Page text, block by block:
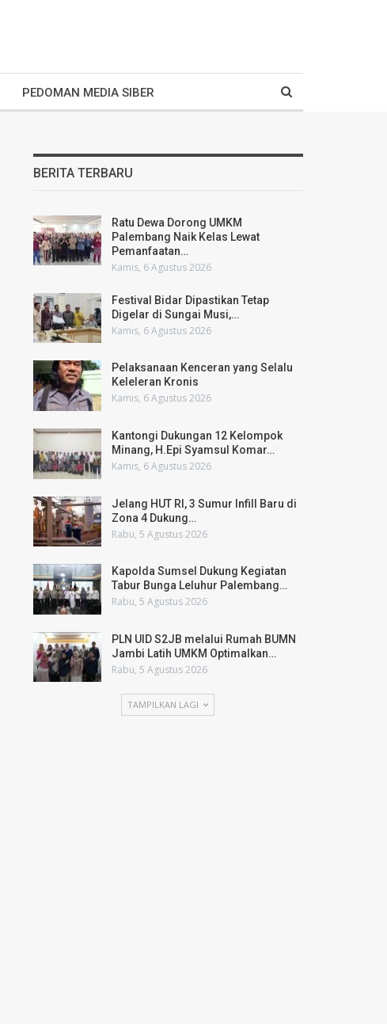
PEDOMAN MEDIA SIBER
BERITA TERBARU
Ratu Dewa Dorong UMKM
Palembang Naik Kelas Lewat
Pemanfaatan…
Kamis, 6 Agustus 2026
Festival Bidar Dipastikan Tetap
Digelar di Sungai Musi,…
Kamis, 6 Agustus 2026
Pelaksanaan Kenceran yang Selalu
Keleleran Kronis
Kamis, 6 Agustus 2026
Kantongi Dukungan 12 Kelompok
Minang, H.Epi Syamsul Komar…
Kamis, 6 Agustus 2026
Jelang HUT RI, 3 Sumur Infill Baru di
Zona 4 Dukung…
Rabu, 5 Agustus 2026
Kapolda Sumsel Dukung Kegiatan
Tabur Bunga Leluhur Palembang…
Rabu, 5 Agustus 2026
PLN UID S2JB melalui Rumah BUMN
Jambi Latih UMKM Optimalkan…
Rabu, 5 Agustus 2026
TAMPILKAN LAGI